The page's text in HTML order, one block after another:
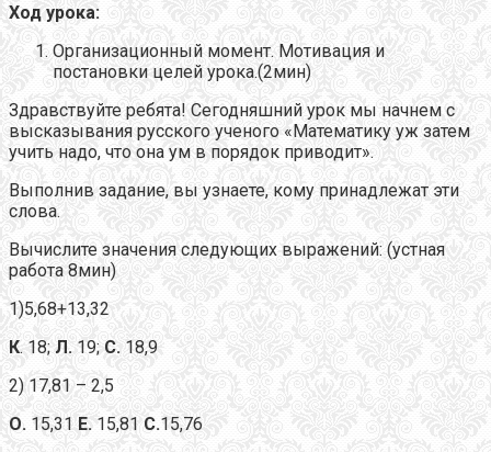
Ход урока:
Организационный момент. Мотивация и
постановки целей урока.(2мин)
Здравствуйте ребята! Сегодняшний урок мы начнем с
высказывания русского ученого «Математику уж затем
учить надо, что она ум в порядок приводит».
Выполнив задание, вы узнаете, кому принадлежат эти
слова.
Вычислите значения следующих выражений: (устная
работа 8мин)
1)5,68+13,32
К. 18; Л. 19; С. 18,9
2) 17,81 – 2,5
О. 15,31 Е. 15,81 С.15,76